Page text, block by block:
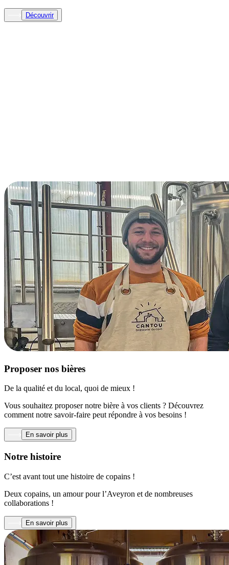
Découvrir
Proposer nos bières
De la qualité et du local, quoi de mieux !
Vous souhaitez proposer notre bière à vos clients ? Découvrez
comment notre savoir-faire peut répondre à vos besoins !
En savoir plus
Notre histoire
C’est avant tout une histoire de copains !
Deux copains, un amour pour l’Aveyron et de nombreuses
collaborations !
En savoir plus